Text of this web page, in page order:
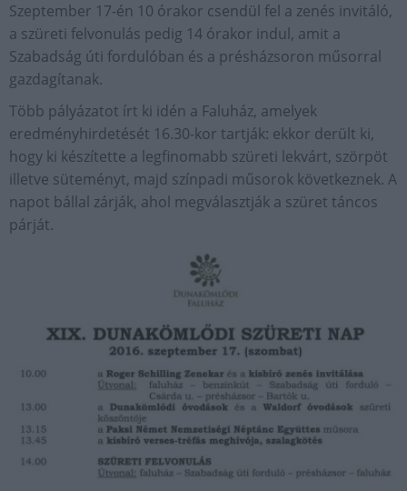
Szeptember 17-én 10 órakor csendül fel a zenés invitáló,
a szüreti felvonulás pedig 14 órakor indul, amit a
Szabadság úti fordulóban és a présházsoron műsorral
gazdagítanak.
Több pályázatot írt ki idén a Faluház, amelyek
eredményhirdetését 16.30-kor tartják: ekkor derült ki,
hogy ki készítette a legfinomabb szüreti lekvárt, szörpöt
illetve süteményt, majd színpadi műsorok következnek. A
napot bállal zárják, ahol megválasztják a szüret táncos
párját.